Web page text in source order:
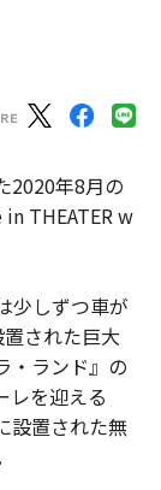
2020年8月の
THEATER w
少しずつ車が
された巨大
・ランド』の
レを迎える
設置された無